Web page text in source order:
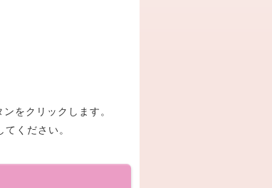
をクリックします。
ください。